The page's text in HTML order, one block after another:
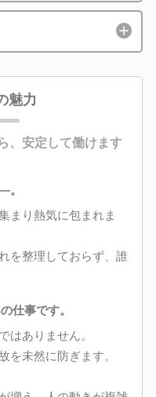
魅力
、安定して働けます
。
まり熱気に包まれま
を整理しておらず、誰
仕事です。
はありません。
を未然に防ぎます。